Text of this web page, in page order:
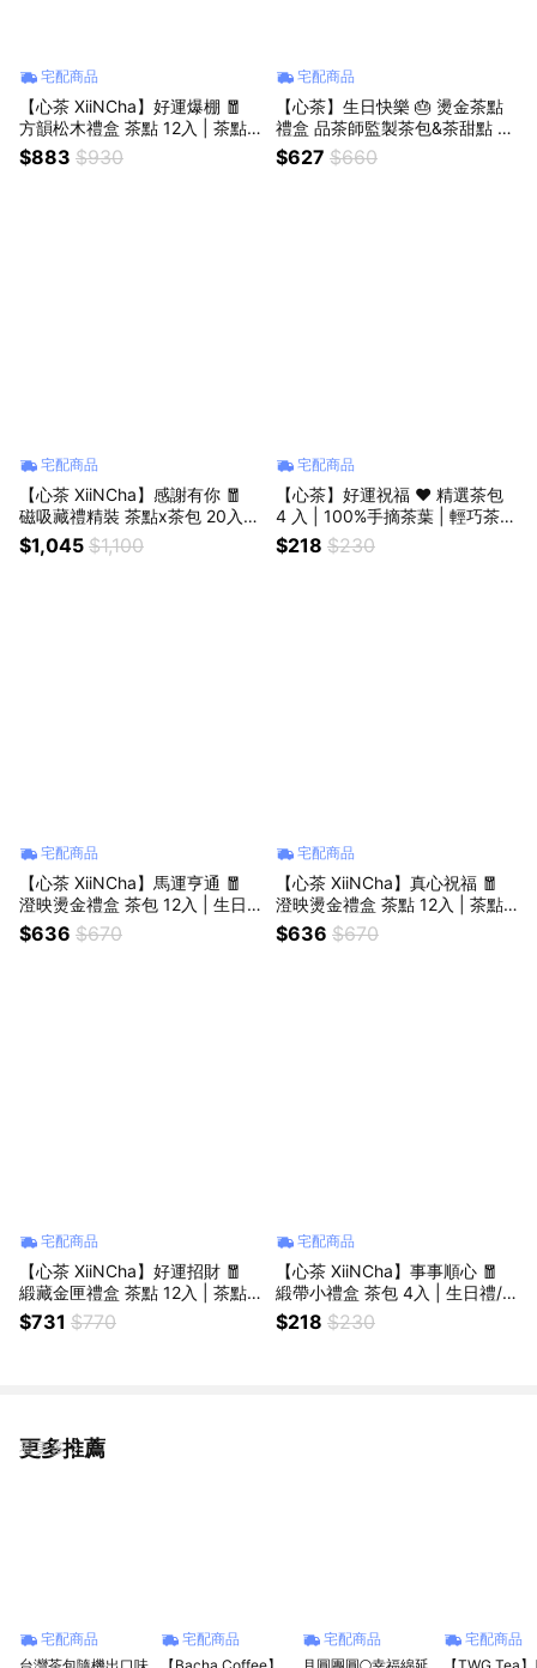
宅配商品
【心茶 XiiNCha】好運爆棚 🧧
方韻松木禮盒 茶點 12入 | 茶點
Ｘ茶包 13入 | 生日禮/年節禮盒/
節慶送禮
$883 $930
宅配商品
【心茶】生日快樂 🎂 燙金茶點
禮盒 品茶師監製茶包&茶甜點 11
$627 $660
宅配商品
【心茶 XiiNCha】感謝有你 🧧
磁吸藏禮精裝 茶點x茶包 20入 |
生日禮/年節禮盒/節慶送禮（附
贈提袋）
$1,045 $1,100
宅配商品
【心茶】好運祝福 ❤️ 精選茶包
4 入 | 100%手摘茶葉 | 輕巧茶包
禮盒 | 生日快樂 | 彌月 喜餅 婚禮
企業贈禮
$218 $230
宅配商品
【心茶 XiiNCha】馬運亨通 🧧
澄映燙金禮盒 茶包 12入 | 生日
禮/新年禮盒/節慶送禮/摩羯座
（附贈提袋）
$636 $670
宅配商品
【心茶 XiiNCha】真心祝福 🧧
澄映燙金禮盒 茶點 12入 | 茶點
Ｘ茶包 12入 | 生日禮/年節禮盒/
節慶送禮
$636 $670
宅配商品
【心茶 XiiNCha】好運招財 🧧
緞藏金匣禮盒 茶點 12入 | 茶點X
茶包 13入 | 生日禮/年節禮盒/節
慶送禮
$731 $770
宅配商品
【心茶 XiiNCha】事事順心 🧧
緞帶小禮盒 茶包 4入 | 生日禮/
新年禮盒/節慶送禮/摩羯座
$218 $230
更多推薦
看更多
宅配商品
宅配商品
宅配商品
宅配商品